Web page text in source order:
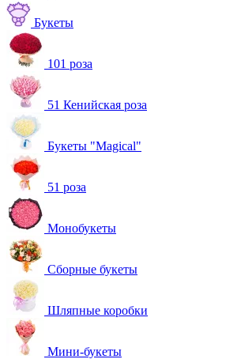
Букеты
101 роза
51 Кенийская роза
Букеты "Magical"
51 роза
Монобукеты
Сборные букеты
Шляпные коробки
Мини-букеты